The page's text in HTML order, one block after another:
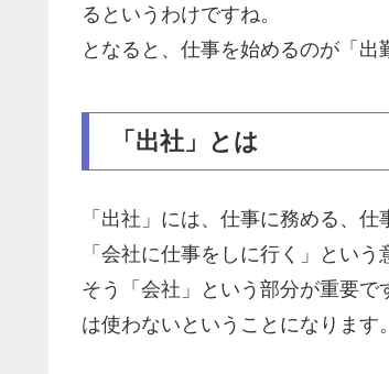
るというわけですね。
となると、仕事を始めるのが「
「出社」とは
「出社」には、仕事に務める、
「会社に仕事をしに行く」という
そう「会社」という部分が重要
は使わないということになります。